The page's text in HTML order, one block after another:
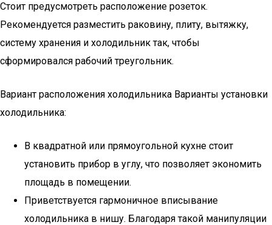
Стоит предусмотреть расположение розеток.
Рекомендуется разместить раковину, плиту, вытяжку,
систему хранения и холодильник так, чтобы
сформировался рабочий треугольник.
Вариант расположения холодильника Варианты установки
холодильника:
В квадратной или прямоугольной кухне стоит
установить прибор в углу, что позволяет экономить
площадь в помещении.
Приветствуется гармоничное вписывание
холодильника в нишу. Благодаря такой манипуляции